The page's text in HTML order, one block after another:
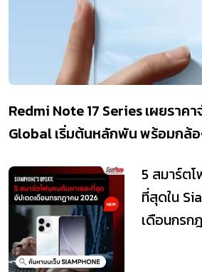
Redmi Note 17 Series เผยราค
Global เริ่มต้นหลักพัน พร้อมกล้
5 สมาร์ต
ที่สุดใน
เดือนกรก